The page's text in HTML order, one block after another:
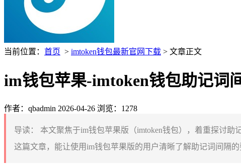
当前位置： 首页 > imtoken钱包最新官网下载 > 文章正文
im钱包苹果-imtoken钱包助记词
作者：qbadmin 2026-04-26 浏览：1278
导读：
本文聚焦于im钱包苹果版（imtoken钱包），着重探讨
这篇文章，能让使用im钱包苹果版的用户清晰了解助记词间隔